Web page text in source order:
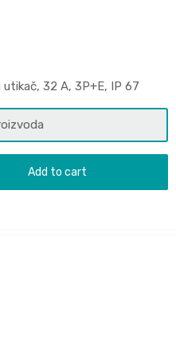
32 A, 3P+E, IP 67
Add to cart